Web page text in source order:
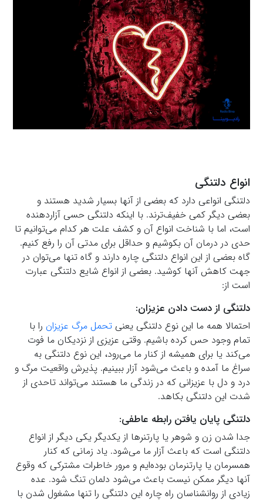
انواع دلتنگی
دلتنگی انواعی دارد که بعضی از آنها بسیار شدید هستند و
بعضی دیگر کمی خفیف‌ترند. با اینکه دلتنگی حسی آزاردهنده
است، اما با شناخت انواع آن و کشف علت هر کدام می‌توانیم تا
حدی در درمان آن بکوشیم و حداقل برای مدتی آن را رفع کنیم.
گاه بعضی از این انواع دلتنگی چاره‌ دارند و گاه تنها می‌توان در
جهت کاهش آنها کوشید. بعضی از انواع شایع دلتنگی عبارت
است از:
دلتنگی از دست دادن عزیزان:
احتمالا همه ما این نوع دلتنگی یعنیتحمل مرگ عزیزان را با
تمام وجود حس کرده باشیم. وقتی عزیزی از نزدیکان ما فوت
می‌کند یا برای همیشه از کنار ما می‌رود، این نوع دلتنگی به
سراغ ما آمده و باعث می‌شود آزار ببینیم. پذیرش واقعیت مرگ و
درد و دل با عزیزانی که در زندگی ما هستند می‌تواند تاحدی از
شدت این دلتنگی بکاهد.
دلتنگی پایان یافتن رابطه عاطفی:
جدا شدن زن و شوهر یا پارتنرها از یکدیگر یکی دیگر از انواع
دلتنگی است که باعث آزار ما می‌شود. یاد زمانی که کنار
همسرمان یا پارتنرمان بوده‌ایم و مرور خاطرات مشترکی که وقوع
آنها دیگر ممکن نیست باعث می‌شود دلمان تنگ شود. عده
زیادی از روانشناسان راه چاره این دلتنگی را تنها مشغول شدن با